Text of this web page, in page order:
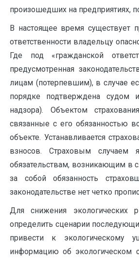
произошедших на предприятиях,
В настоящее время существует
ответственности владельцу
Где под «гражданской
предусмотренная
лицам (потерпевшим), в случае
порядке подтверждена судом
надзора). Объектом
связанные с его обязанностью
объекте. Устанавливается
взносов. Страховым случаем
обязательствам, возникающим в
за собой обязанность
законодательстве нет четко
Для снижения экологических
определить сценарии
привести к экологическому
информацию об экологическом